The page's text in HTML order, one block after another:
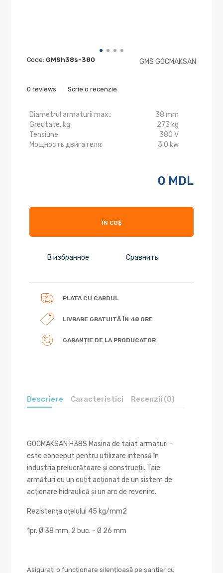
Code: GMSh38s-380
0 reviews Scrie o recenzie
GMS GOCMAKSAN
Diametrul armaturii max.:
38 mm
Greutate, kg:
273 kg
Tensiune:
380 V
Мощность двигателя:
3,0 kw
0 MDL
В избранное Сравнить
ÎN COȘ
PLATA CU CARDUL
LIVRARE GRATUITĂ ÎN 48 ORE
GARANȚIE DE LA PRODUCATOR
Descriere Caracteristici Recenzii (0)
GOCMAKSAN H38S Masina de taiat armaturi -
este conceput pentru utilizare intensă în
industria prelucrătoare și construcții. Taie
armături cu un cuțit acționat de un sistem de
acționare hidraulică și un arc de revenire.
Rezistența oțelului 45 kg/mm2
1pr. Ø 38 mm, 2 buc. - Ø 26 mm
Asigurați o funcționare silențioasă pe șantier cu